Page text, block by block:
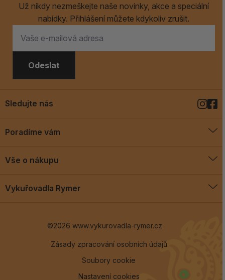
Už nikdy nezmeškejte naše novinky, akce a speciální
nabídky. Přihlášení můžete kdykoliv zrušit.
Odeslat
Poradíme vám
Blog
Vše o nákupu
Vykuřovadla Rymer
Sledujte nás
©2026 www.vykurovadla-rymer.cz
Zásady zpracování osobních údajů
Soubory cookie
Nastavení cookies